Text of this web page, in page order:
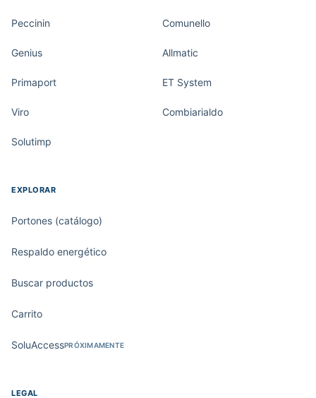
Peccinin Comunello
Genius Allmatic
Primaport ET System
Viro Combiarialdo
Solutimp
EXPLORAR
Portones (catálogo)
Respaldo energético
Buscar productos
Carrito
SoluAccessPRÓXIMAMENTE
LEGAL